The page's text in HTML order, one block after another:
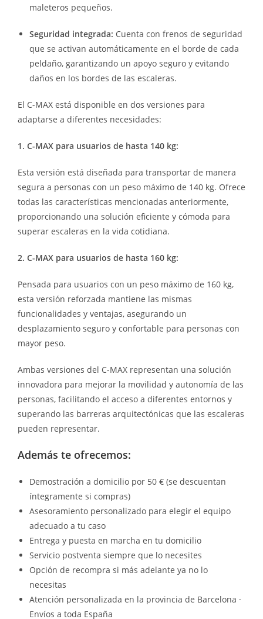
maleteros pequeños.
Seguridad integrada: Cuenta con frenos de seguridad
que se activan automáticamente en el borde de cada
peldaño, garantizando un apoyo seguro y evitando
daños en los bordes de las escaleras.
El C-MAX está disponible en dos versiones para
adaptarse a diferentes necesidades:
1. C-MAX para usuarios de hasta 140 kg:
Esta versión está diseñada para transportar de manera
segura a personas con un peso máximo de 140 kg. Ofrece
todas las características mencionadas anteriormente,
proporcionando una solución eficiente y cómoda para
superar escaleras en la vida cotidiana.
2. C-MAX para usuarios de hasta 160 kg:
Pensada para usuarios con un peso máximo de 160 kg,
esta versión reforzada mantiene las mismas
funcionalidades y ventajas, asegurando un
desplazamiento seguro y confortable para personas con
mayor peso.
Ambas versiones del C-MAX representan una solución
innovadora para mejorar la movilidad y autonomía de las
personas, facilitando el acceso a diferentes entornos y
superando las barreras arquitectónicas que las escaleras
pueden representar.
Además te ofrecemos:
Demostración a domicilio por 50 € (se descuentan
íntegramente si compras)
Asesoramiento personalizado para elegir el equipo
adecuado a tu caso
Entrega y puesta en marcha en tu domicilio
Servicio postventa siempre que lo necesites
Opción de recompra si más adelante ya no lo
necesitas
Atención personalizada en la provincia de Barcelona ·
Envíos a toda España